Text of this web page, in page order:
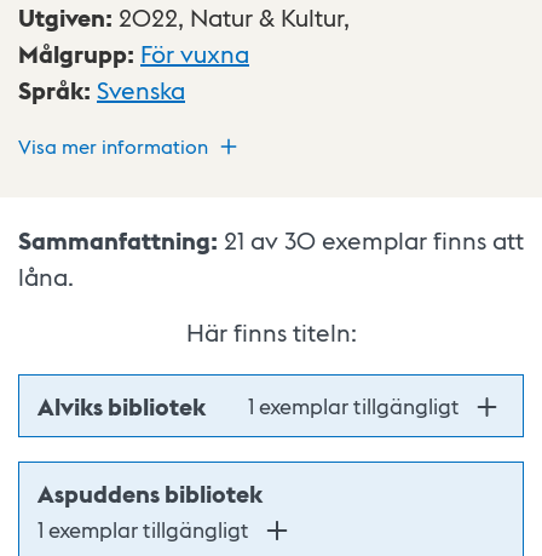
Utgiven: 2022, Natur & Kultur,
Målgrupp: För vuxna
Språk: Svenska
Visa mer information
Sammanfattning: 21 av 30 exemplar finns att
låna.
Här finns titeln:
Alviks bibliotek 1 exemplar tillgängligt
Aspuddens bibliotek
1 exemplar tillgängligt